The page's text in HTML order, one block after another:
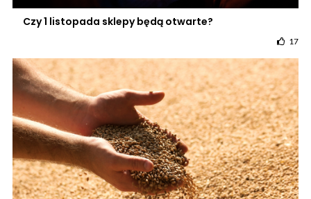
Czy 1 listopada sklepy będą otwarte?
17